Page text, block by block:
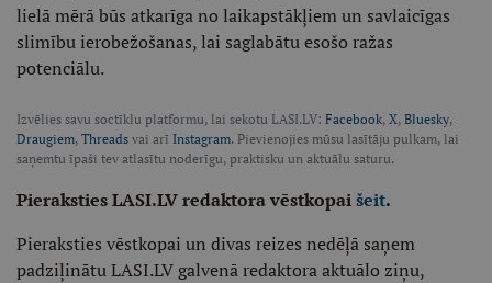
lielā mērā būs atkarīga no laikapstākļiem un savlaicīgas
slimību ierobežošanas, lai saglabātu esošo ražas
potenciālu.
Izvēlies savu soctīklu platformu, lai sekotu LASI.LV: Facebook, X, Bluesky,
Draugiem, Threads vai arī Instagram. Pievienojies mūsu lasītāju pulkam, lai
saņemtu īpaši tev atlasītu noderīgu, praktisku un aktuālu saturu.
Pieraksties LASI.LV redaktora vēstkopaišeit.
Pieraksties vēstkopai un divas reizes nedēļā saņem
padziļinātu LASI.LV galvenā redaktora aktuālo ziņu,